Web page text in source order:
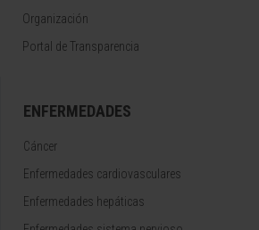
Organización
Portal de Transparencia
ENFERMEDADES
Cáncer
Enfermedades cardiovasculares
Enfermedades hepáticas